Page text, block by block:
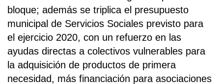
bloque; además se triplica el presupuesto
municipal de Servicios Sociales previsto para
el ejercicio 2020, con un refuerzo en las
ayudas directas a colectivos vulnerables para
la adquisición de productos de primera
necesidad, más financiación para asociaciones